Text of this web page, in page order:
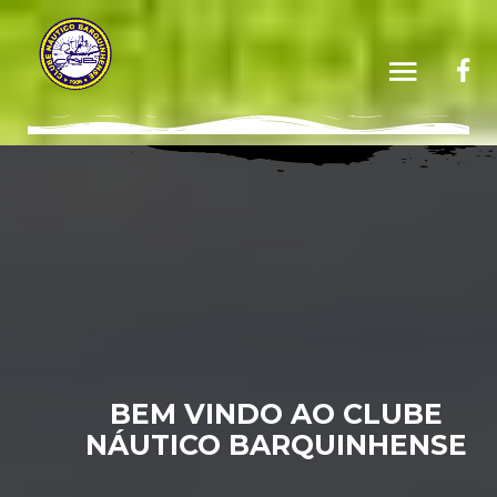
BEM VINDO AO CLUBE
NÁUTICO BARQUINHENSE